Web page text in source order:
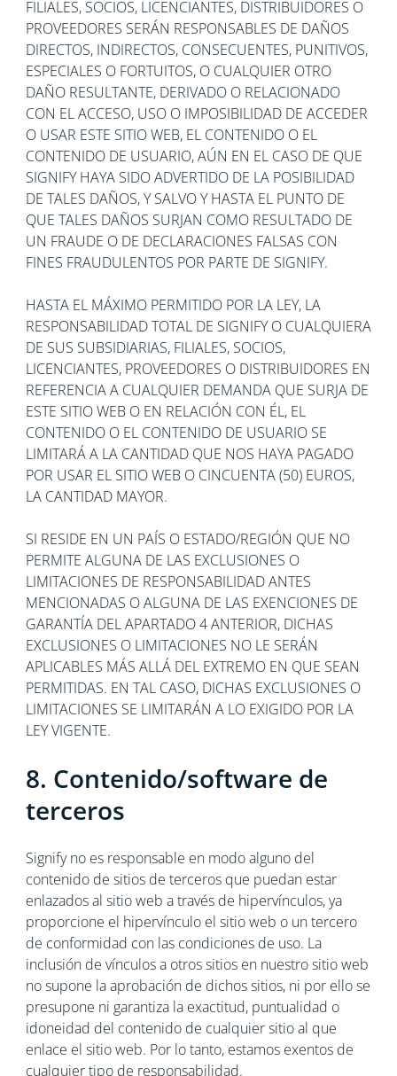
FILIALES, SOCIOS, LICENCIANTES, DISTRIBUIDORES O
PROVEEDORES SERÁN RESPONSABLES DE DAÑOS
DIRECTOS, INDIRECTOS, CONSECUENTES, PUNITIVOS,
ESPECIALES O FORTUITOS, O CUALQUIER OTRO
DAÑO RESULTANTE, DERIVADO O RELACIONADO
CON EL ACCESO, USO O IMPOSIBILIDAD DE ACCEDER
O USAR ESTE SITIO WEB, EL CONTENIDO O EL
CONTENIDO DE USUARIO, AÚN EN EL CASO DE QUE
SIGNIFY HAYA SIDO ADVERTIDO DE LA POSIBILIDAD
DE TALES DAÑOS, Y SALVO Y HASTA EL PUNTO DE
QUE TALES DAÑOS SURJAN COMO RESULTADO DE
UN FRAUDE O DE DECLARACIONES FALSAS CON
FINES FRAUDULENTOS POR PARTE DE SIGNIFY.
HASTA EL MÁXIMO PERMITIDO POR LA LEY, LA
RESPONSABILIDAD TOTAL DE SIGNIFY O CUALQUIERA
DE SUS SUBSIDIARIAS, FILIALES, SOCIOS,
LICENCIANTES, PROVEEDORES O DISTRIBUIDORES EN
REFERENCIA A CUALQUIER DEMANDA QUE SURJA DE
ESTE SITIO WEB O EN RELACIÓN CON ÉL, EL
CONTENIDO O EL CONTENIDO DE USUARIO SE
LIMITARÁ A LA CANTIDAD QUE NOS HAYA PAGADO
POR USAR EL SITIO WEB O CINCUENTA (50) EUROS,
LA CANTIDAD MAYOR.
SI RESIDE EN UN PAÍS O ESTADO/REGIÓN QUE NO
PERMITE ALGUNA DE LAS EXCLUSIONES O
LIMITACIONES DE RESPONSABILIDAD ANTES
MENCIONADAS O ALGUNA DE LAS EXENCIONES DE
GARANTÍA DEL APARTADO 4 ANTERIOR, DICHAS
EXCLUSIONES O LIMITACIONES NO LE SERÁN
APLICABLES MÁS ALLÁ DEL EXTREMO EN QUE SEAN
PERMITIDAS. EN TAL CASO, DICHAS EXCLUSIONES O
LIMITACIONES SE LIMITARÁN A LO EXIGIDO POR LA
LEY VIGENTE.
8. Contenido/software de
terceros
Signify no es responsable en modo alguno del
contenido de sitios de terceros que puedan estar
enlazados al sitio web a través de hipervínculos, ya
proporcione el hipervínculo el sitio web o un tercero
de conformidad con las condiciones de uso. La
inclusión de vínculos a otros sitios en nuestro sitio web
no supone la aprobación de dichos sitios, ni por ello se
presupone ni garantiza la exactitud, puntualidad o
idoneidad del contenido de cualquier sitio al que
enlace el sitio web. Por lo tanto, estamos exentos de
cualquier tipo de responsabilidad.